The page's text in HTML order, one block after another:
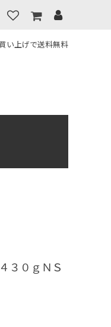
い上げで送料無料
３０ｇＮＳ